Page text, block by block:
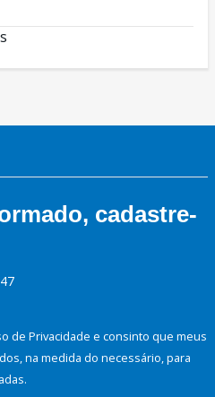
cadastre-
de Privacidade e consinto que meus
na medida do necessário, para